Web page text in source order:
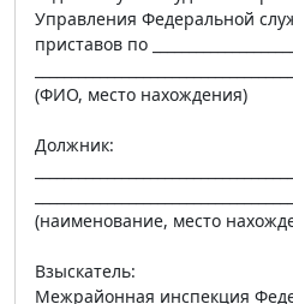
Управления Федеральной
приставов по
(ФИО, место нахождения)
Должник:
(наименование, место
Взыскатель:
Межрайонная инспекция